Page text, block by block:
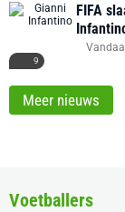
9
FIFA
Meer nieuws
Voetballers